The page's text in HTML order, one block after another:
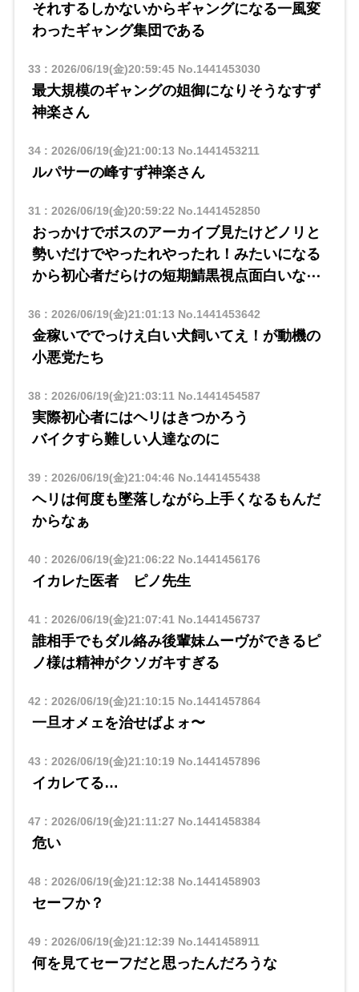
それするしかないからギャングになる一風変
わったギャング集団である
33 : 2026/06/19(金)20:59:45No.1441453030
最大規模のギャングの姐御になりそうなすず
神楽さん
34: 2026/06/19(金)21:00:13 No.1441453211
ルパサーの峰すず神楽さん
31: 2026/06/19(金)20:59:22 No.1441452850
おっかけでボスのアーカイブ見たけどノリと
勢いだけでやったれやったれ！みたいになる
から初心者だらけの短期鯖黒視点面白いな⋯
36 : 2026/06/19(金)21:01:13 No.1441453642
金稼いででっけえ白い犬飼いてえ！が動機の
小悪党たち
38: 2026/06/19(金)21:03:11No.1441454587
実際初心者にはヘリはきつかろう
バイクすら難しい人達なのに
39: 2026/06/19(金)21:04:46 No.1441455438
ヘリは何度も墜落しながら上手くなるもんだ
からなぁ
40 : 2026/06/19(金)21:06:22 No.1441456176
イカレた医者 ピノ先生
41: 2026/06/19(金)21:07:41No.1441456737
誰相手でもダル絡み後輩妹ムーヴができるピ
ノ様は精神がクソガキすぎる
42 : 2026/06/19(金)21:10:15No.1441457864
一旦オメェを治せばよォ〜
43 : 2026/06/19(金)21:10:19No.1441457896
イカレてる…
47 : 2026/06/19(金)21:11:27 No.1441458384
危い
48: 2026/06/19(金)21:12:38No.1441458903
セーフか？
49: 2026/06/19(金)21:12:39No.1441458911
何を見てセーフだと思ったんだろうな